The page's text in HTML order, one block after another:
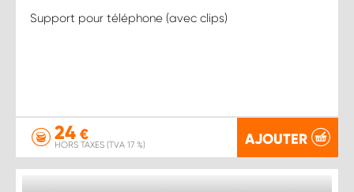
Support pour téléphone (avec clips)
24 €
HORS TAXES (TVA 17 %) AJOUTER